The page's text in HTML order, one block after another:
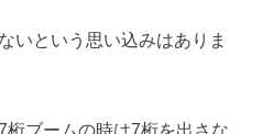
いという思い込みはありま
ブームの時は7桁を出さな